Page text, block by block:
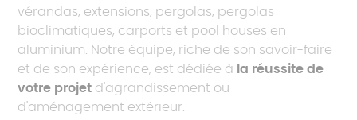
vérandas, extensions, pergolas, pergolas
bioclimatiques, carports et pool houses en
aluminium. Notre équipe, riche de son savoir-faire
et de son expérience, est dédiée à la réussite de
votre projet d'agrandissement ou
d'aménagement extérieur.